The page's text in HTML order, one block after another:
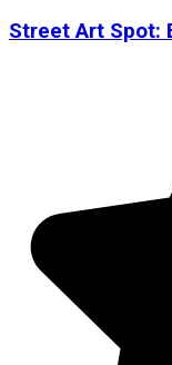
Street Art Spot: